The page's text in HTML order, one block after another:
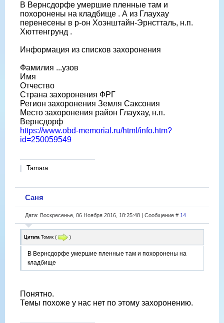
В Вернсдорфе умершие пленные там и
похоронены на кладбище . А из Глаухау
перенесены в р-он Хоэнштайн-Эрнстталь, н.п.
Хюттенгрунд .
Информация из списков захоронения
Фамилия ...узов
Имя
Отчество
Страна захоронения ФРГ
Регион захоронения Земля Саксония
Место захоронения район Глаухау, н.п.
Вернсдорф
https://www.obd-memorial.ru/html/info.htm?
id=250059549
Tamara
Саня
Дата: Воскресенье, 06 Ноября 2016, 18:25:48 | Сообщение # 14
Цитата Томик ( )
В Вернсдорфе умершие пленные там и похоронены на
кладбище
Понятно.
Темы похоже у нас нет по этому захоронению.